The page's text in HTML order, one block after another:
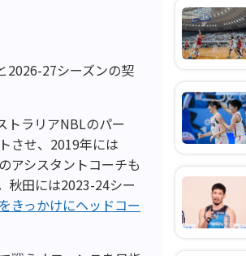
2026-27シーズンの契
トラリアNBLのパー
させ、2019年には
アシスタントコーチも
秋田には2023-24シー
きっかけにヘッドコー